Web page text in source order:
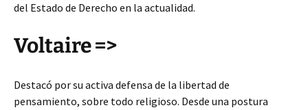
del Estado de Derecho en la actualidad.
Voltaire =>
Destacó por su activa defensa de la libertad de
pensamiento, sobre todo religioso. Desde una postura